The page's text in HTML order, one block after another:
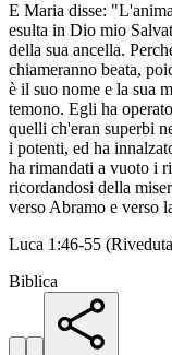
E Maria disse:
esulta in Dio mio
della sua ancella.
chiameranno beata,
è il suo nome e la sua
temono. Egli ha
quelli ch'eran superbi
i potenti, ed ha
ha rimandati a vuoto i
ricordandosi della
verso Abramo e verso
Luca 1:46-55
Biblica